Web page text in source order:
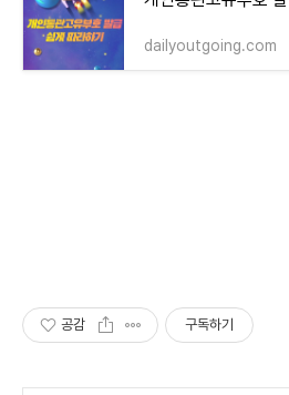
dailyoutgoing.com
공감 구독하기